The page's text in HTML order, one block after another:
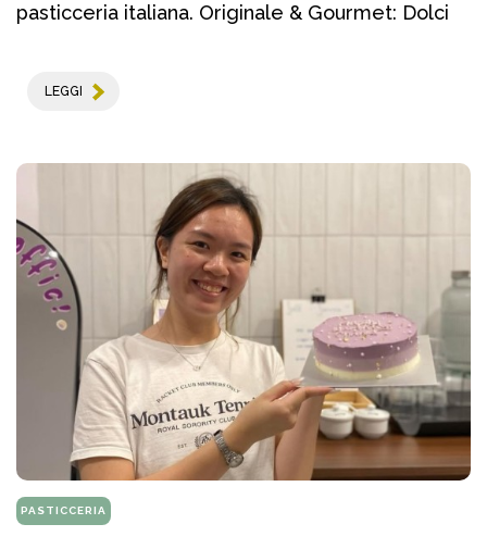
pasticceria italiana. Originale & Gourmet: Dolci
LEGGI
PASTICCERIA